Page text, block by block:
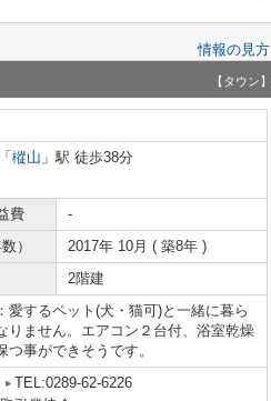
情報の見方
【タウン】
「 樅山 」駅 徒歩38分
費
-
）
2017年 10月 ( 築8年 )
2階建
愛するペット(犬・猫可)と一緒に暮ら
りません。エアコン２台付、浴室乾燥
事ができそうです。
TEL:0289-62-6226